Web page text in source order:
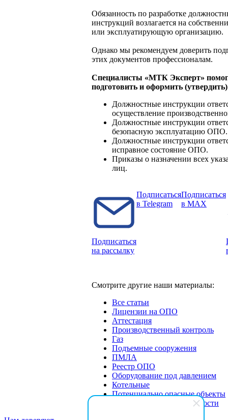
Обязанность по разработке
инструкций возлагается на
или эксплуатирующую организацию.
Однако мы рекомендуем доверить
этих документов профессионалам.
Специалисты «МТК Эксперт»
подготовить и оформить
Должностные инструкции
осуществление
Должностные инструкции
безопасную эксплуатацию ОПО.
Должностные инструкции
исправное состояние ОПО.
Приказы о назначении всех
лиц.
Подписаться
на рассылку
Подписаться
в Telegram
Подписаться
в MAX
Смотрите другие наши материалы:
Все статьи
Лицензии на ОПО
Аттестация
Производственный контроль
Газ
Подъемные сооружения
ПМЛА
Реестр ОПО
Оборудование под давлением
Котельные
Потенциально опасные объекты
Экспертиза промбезопасности